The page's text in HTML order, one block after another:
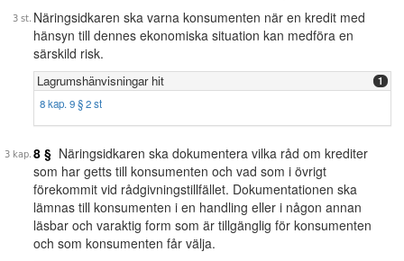
Näringsidkaren ska varna konsumenten när en kredit med
hänsyn till dennes ekonomiska situation kan medföra en
särskild risk.
Lagrumshänvisningar hit 1
8 kap. 9 § 2 st
8 § Näringsidkaren ska dokumentera vilka råd om krediter
som har getts till konsumenten och vad som i övrigt
förekommit vid rådgivningstillfället. Dokumentationen ska
lämnas till konsumenten i en handling eller i någon annan
läsbar och varaktig form som är tillgänglig för konsumenten
och som konsumenten får välja.